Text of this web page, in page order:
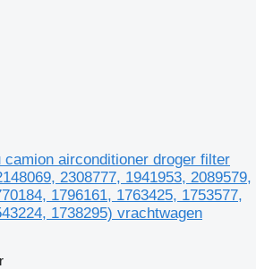
airconditioner droger filter
2308777, 1941953, 2089579,
1796161, 1763425, 1753577,
1738295) vrachtwagen